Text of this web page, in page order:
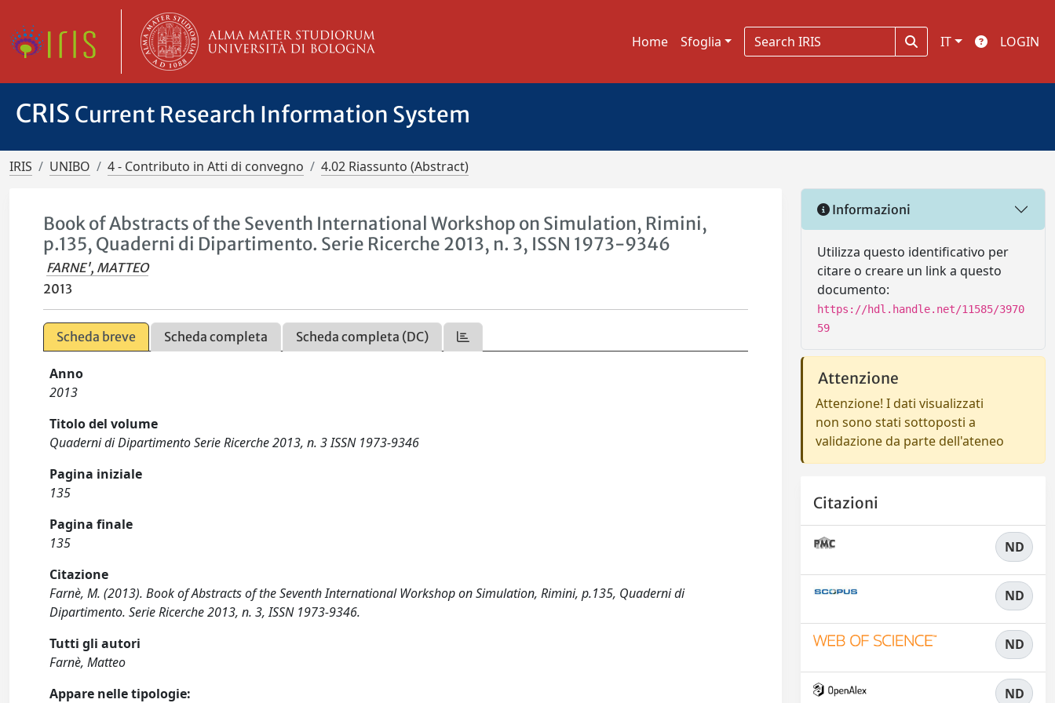
Home Sfoglia IT LOGIN
CRIS Current Research Information System
IRIS UNIBO 4 - Contributo in Atti di convegno 4.02 Riassunto (Abstract)
Book of Abstracts of the Seventh International Workshop on Simulation, Rimini,
p.135, Quaderni di Dipartimento. Serie Ricerche 2013, n. 3, ISSN 1973-9346
FARNE', MATTEO
2013
Scheda breve Scheda completa Scheda completa (DC)
Anno
2013
Titolo del volume
Quaderni di Dipartimento Serie Ricerche 2013, n. 3 ISSN 1973-9346
Pagina iniziale
135
Pagina finale
135
Citazione
Farnè, M. (2013). Book of Abstracts of the Seventh International Workshop on Simulation, Rimini, p.135, Quaderni di
Dipartimento. Serie Ricerche 2013, n. 3, ISSN 1973-9346.
Tutti gli autori
Farnè, Matteo
Appare nelle tipologie:
Informazioni
Utilizza questo identificativo per
citare o creare un link a questo
documento:
https://hdl.handle.net/11585/3970
59
Attenzione
Attenzione! I dati visualizzati
non sono stati sottoposti a
validazione da parte dell'ateneo
Citazioni
ND
ND
ND
ND